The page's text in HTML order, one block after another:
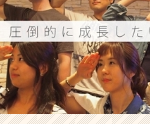
ᵕ
ˋ
⑅)
ଓ
【株
式
社
ア
デ